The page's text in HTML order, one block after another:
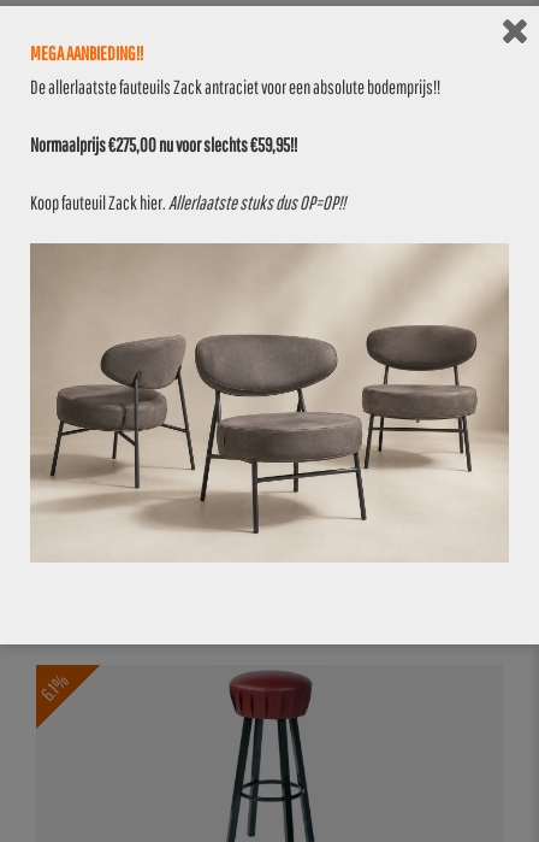
Metalen barkruk 204H donkerbruin
met gelakte houten zitting.
Framekleur: zwart epoxy
Degelijk Nederlands fabrikaat!
Zitting: Ø 31,8 cm
Stukprijs: € 29,95
ZIE JE DIT OOK ZITTEN?
6.1%
MEGA AANBIEDING!!
De allerlaatste fauteuils Zack antraciet voor een absolute bodemprijs!!
Normaalprijs €275,00 nu voor slechts €59,95!!
Koop fauteuil Zackhier Allerlaatste stuks dus OP=OP!!